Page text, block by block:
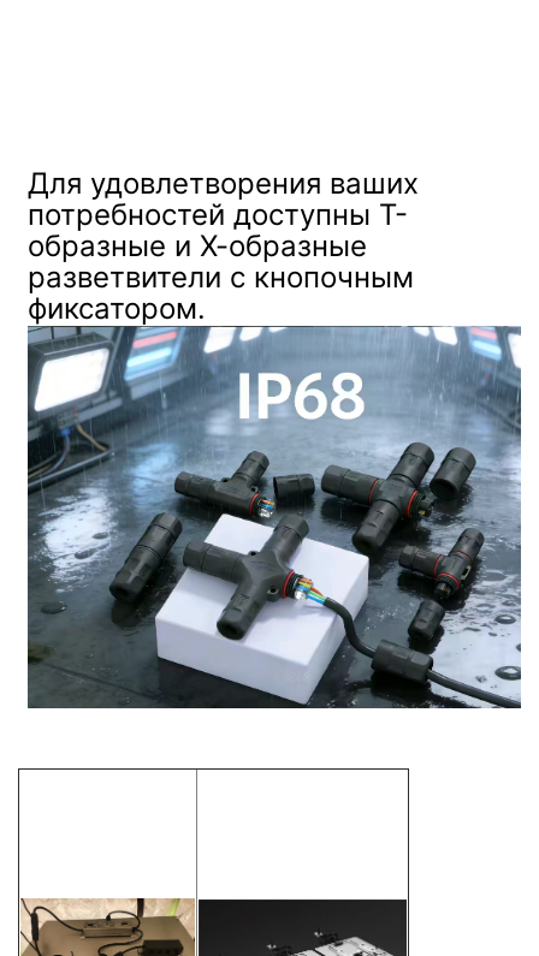
Для удовлетворения ваших
потребностей доступны Т-
образные и Х-образные
разветвители с кнопочным
фиксатором.